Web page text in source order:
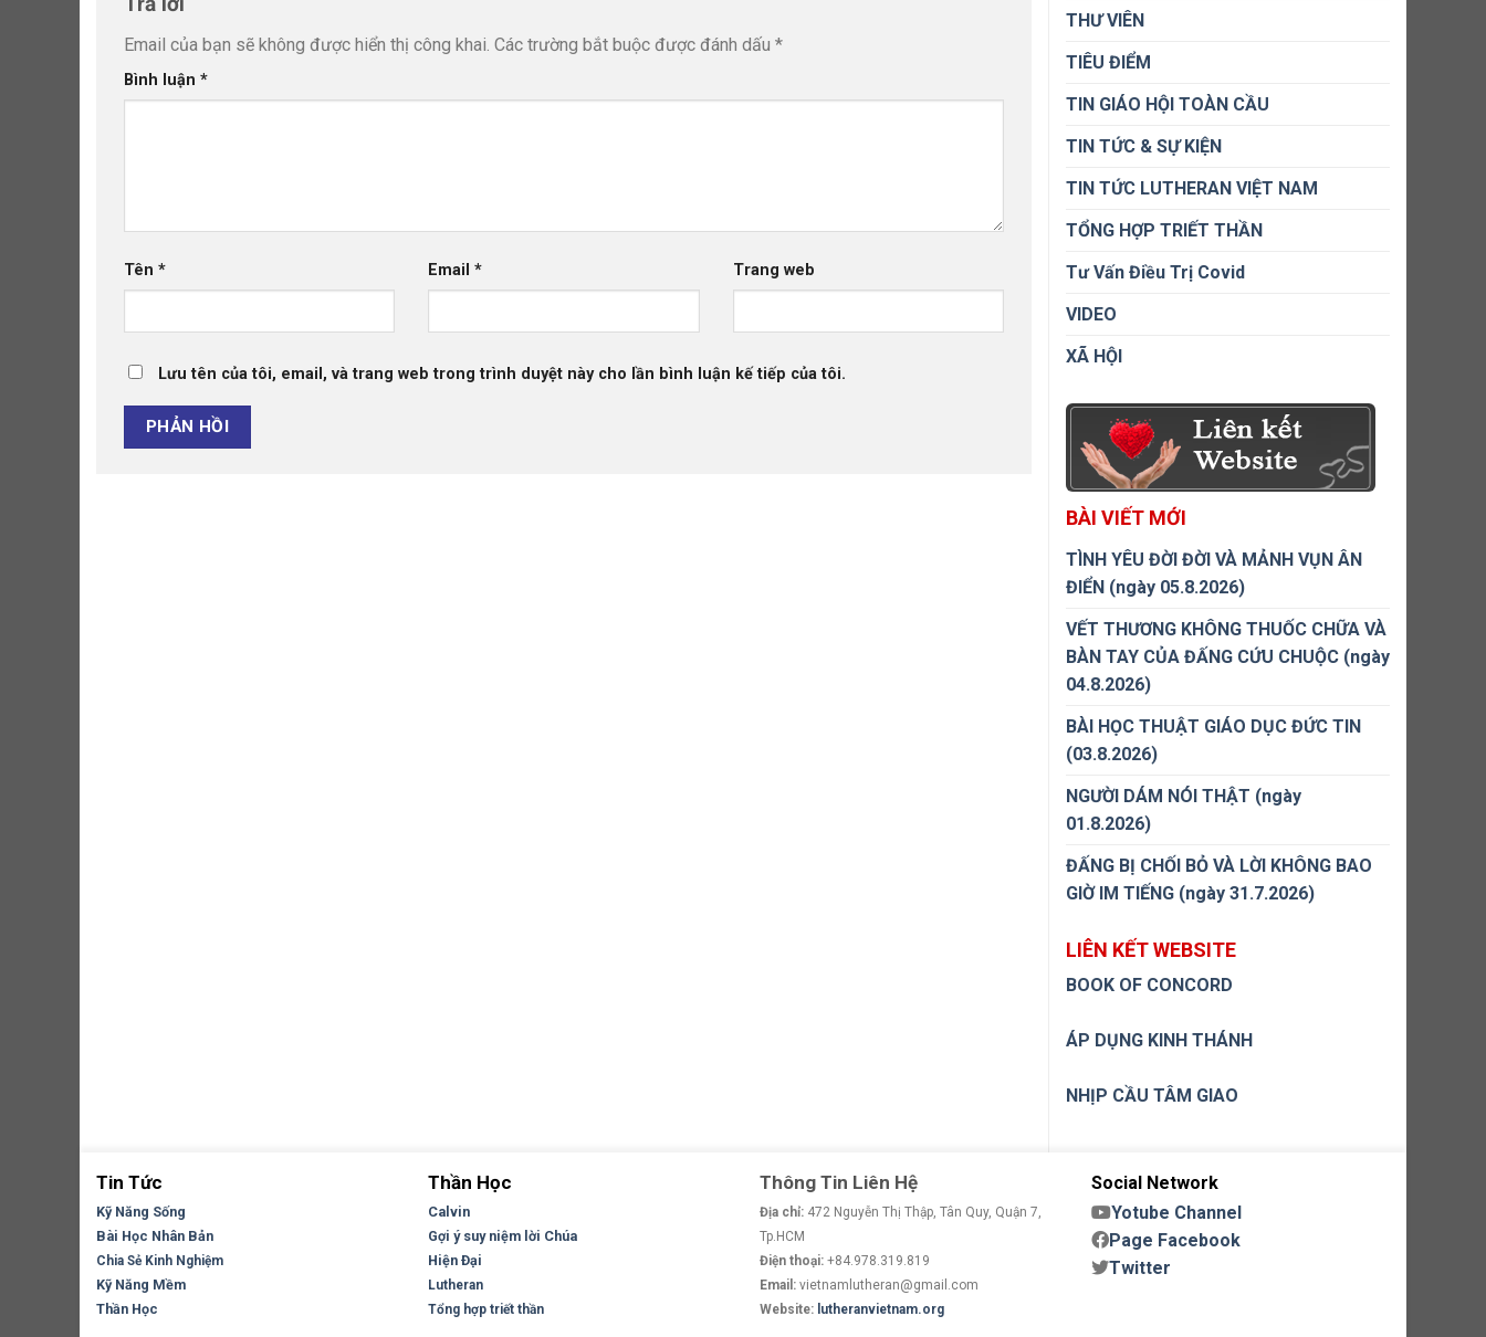
Email của bạn sẽ không được hiển thị công khai. Các trường bắt buộc được đánh dấu *
Bình luận *
Tên * Email* Trang web
Lưu tên của tôi, email, và trang web trong trình duyệt này cho lần bình luận kế tiếp của tôi.
THƯ VIÊN
TIÊU ĐIỂM
TIN GIÁO HỘI TOÀN CẦU
TIN TỨC & SỰ KIỆN
TIN TỨC LUTHERAN VIỆT NAM
TỔNG HỢP TRIẾT THẦN
Tư Vấn Điều Trị Covid
VIDEO
XÃ HỘI
BÀI VIẾT MỚI
TÌNH YÊU ĐỜI ĐỜI VÀ MẢNH VỤN ÂN
ĐIỂN (ngày 05.8.2026)
VẾT THƯƠNG KHÔNG THUỐC CHỮA VÀ
BÀN TAY CỦA ĐẤNG CỨU CHUỘC (ngày
04.8.2026)
BÀI HỌC THUẬT GIÁO DỤC ĐỨC TIN
(03.8.2026)
NGƯỜI DÁM NÓI THẬT (ngày
01.8.2026)
ĐẤNG BỊ CHỐI BỎ VÀ LỜI KHÔNG BAO
GIỜ IM TIẾNG (ngày 31.7.2026)
LIÊN KẾT WEBSITE
BOOK OF CONCORD
ÁP DỤNG KINH THÁNH
NHỊP CẦU TÂM GIAO
Tin Tức
Kỹ Năng Sống
Bài Học Nhân Bản
Chia Sẻ Kinh Nghiệm
Kỹ Năng Mềm
Thần Học
Thần Học
Calvin
Gợi ý suy niệm lời Chúa
Hiện Đại
Lutheran
Tổng hợp triết thần
Thông Tin Liên Hệ
Địa chỉ: 472 Nguyễn Thị Thập, Tân Quy, Quận 7,
Tp.HCM
Điện thoại: +84.978.319.819
Email: vietnamlutheran@gmail.com
Website: lutheranvietnam.org
Social Network
Yotube Channel
Page Facebook
Twitter